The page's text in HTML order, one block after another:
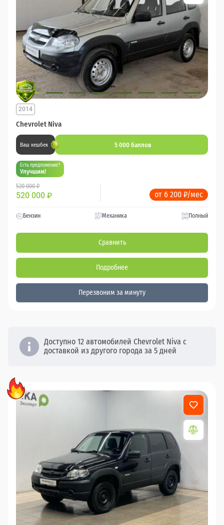
Chevrolet Niva
2014
Ваш кешбек 5 000 баллов
Есть предложение?
Улучшим!
520 000 ₽
520 000 ₽ от 6 200 ₽/мес
Бензин Механика Полный
Сравнить
Подробнее
Перезвоним за минуту
Доступно 12 автомобилей Chevrolet Niva с
доставкой из другого города за 5 дней